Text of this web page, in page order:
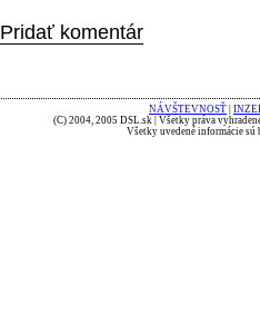
Pridať komentár
NÁVŠTEVNOSŤ
(C) 2004, 2005 DSL.sk | Všetky práva
Všetky uvedené informácie sú